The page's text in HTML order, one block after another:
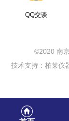
QQ交谈
©2020 南
技术支持：柏莱仪